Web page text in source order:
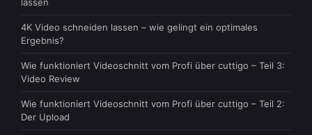
4K Video schneiden lassen – wie gelingt ein optimales
Ergebnis?
Wie funktioniert Videoschnitt vom Profi über cuttigo – Teil 3:
Video Review
Wie funktioniert Videoschnitt vom Profi über cuttigo – Teil 2:
Der Upload